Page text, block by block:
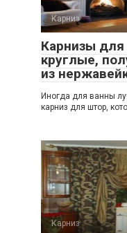
Карниз
Карнизы для
круглые,
из
Иногда для ванны
карниз для штор,
Карниз